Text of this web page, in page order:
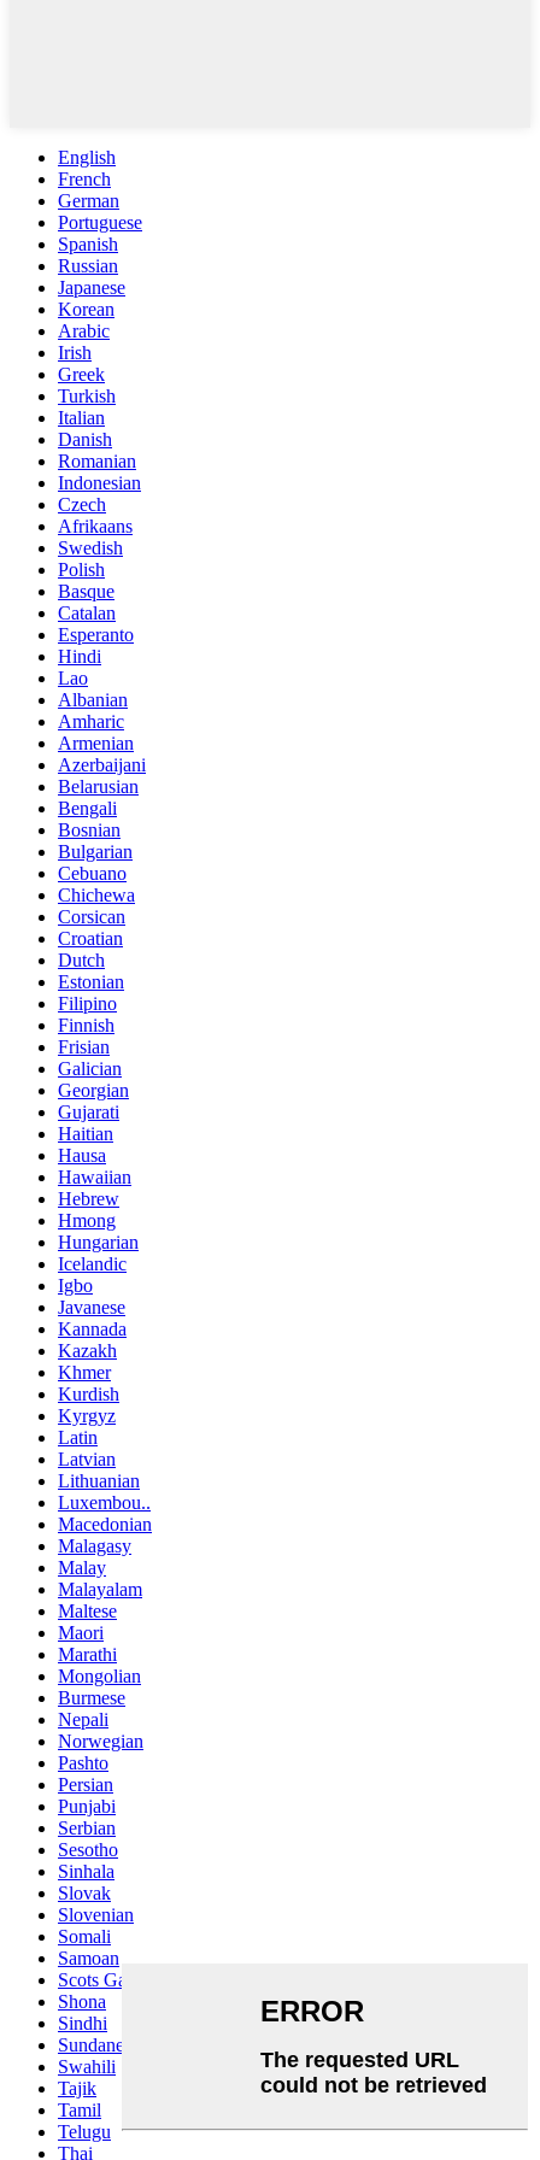
English
French
German
Portuguese
Spanish
Russian
Japanese
Korean
Arabic
Irish
Greek
Turkish
Italian
Danish
Romanian
Indonesian
Czech
Afrikaans
Swedish
Polish
Basque
Catalan
Esperanto
Hindi
Lao
Albanian
Amharic
Armenian
Azerbaijani
Belarusian
Bengali
Bosnian
Bulgarian
Cebuano
Chichewa
Corsican
Croatian
Dutch
Estonian
Filipino
Finnish
Frisian
Galician
Georgian
Gujarati
Haitian
Hausa
Hawaiian
Hebrew
Hmong
Hungarian
Icelandic
Igbo
Javanese
Kannada
Kazakh
Khmer
Kurdish
Kyrgyz
Latin
Latvian
Lithuanian
Luxembou..
Macedonian
Malagasy
Malay
Malayalam
Maltese
Maori
Marathi
Mongolian
Burmese
Nepali
Norwegian
Pashto
Persian
Punjabi
Serbian
Sesotho
Sinhala
Slovak
Slovenian
Somali
Samoan
Scots Gaelic
Shona
Sindhi
Sundanese
Swahili
Tajik
Tamil
Telugu
Thai